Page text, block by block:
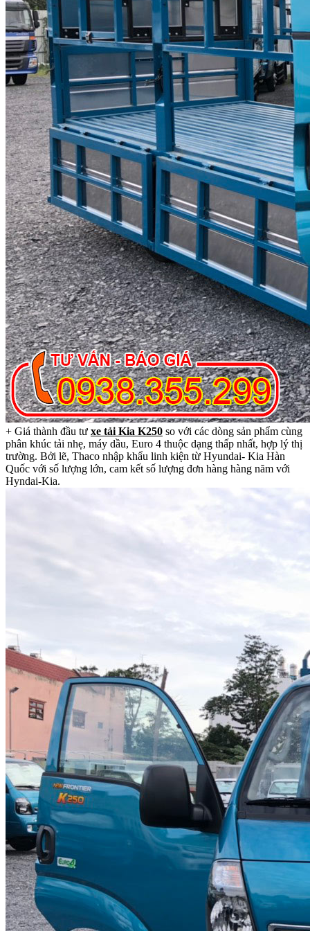
+ Giá thành đầu tư xe tải Kia K250 so với các dòng sản phẩm cùng
phân khúc tải nhẹ, máy dầu, Euro 4 thuộc dạng thấp nhất, hợp lý thị
trường. Bởi lẽ, Thaco nhập khẩu linh kiện từ Hyundai- Kia Hàn
Quốc với số lượng lớn, cam kết số lượng đơn hàng hàng năm với
Hyndai-Kia.